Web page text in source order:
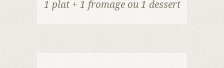
1 plat + 1 fromage ou 1 dessert